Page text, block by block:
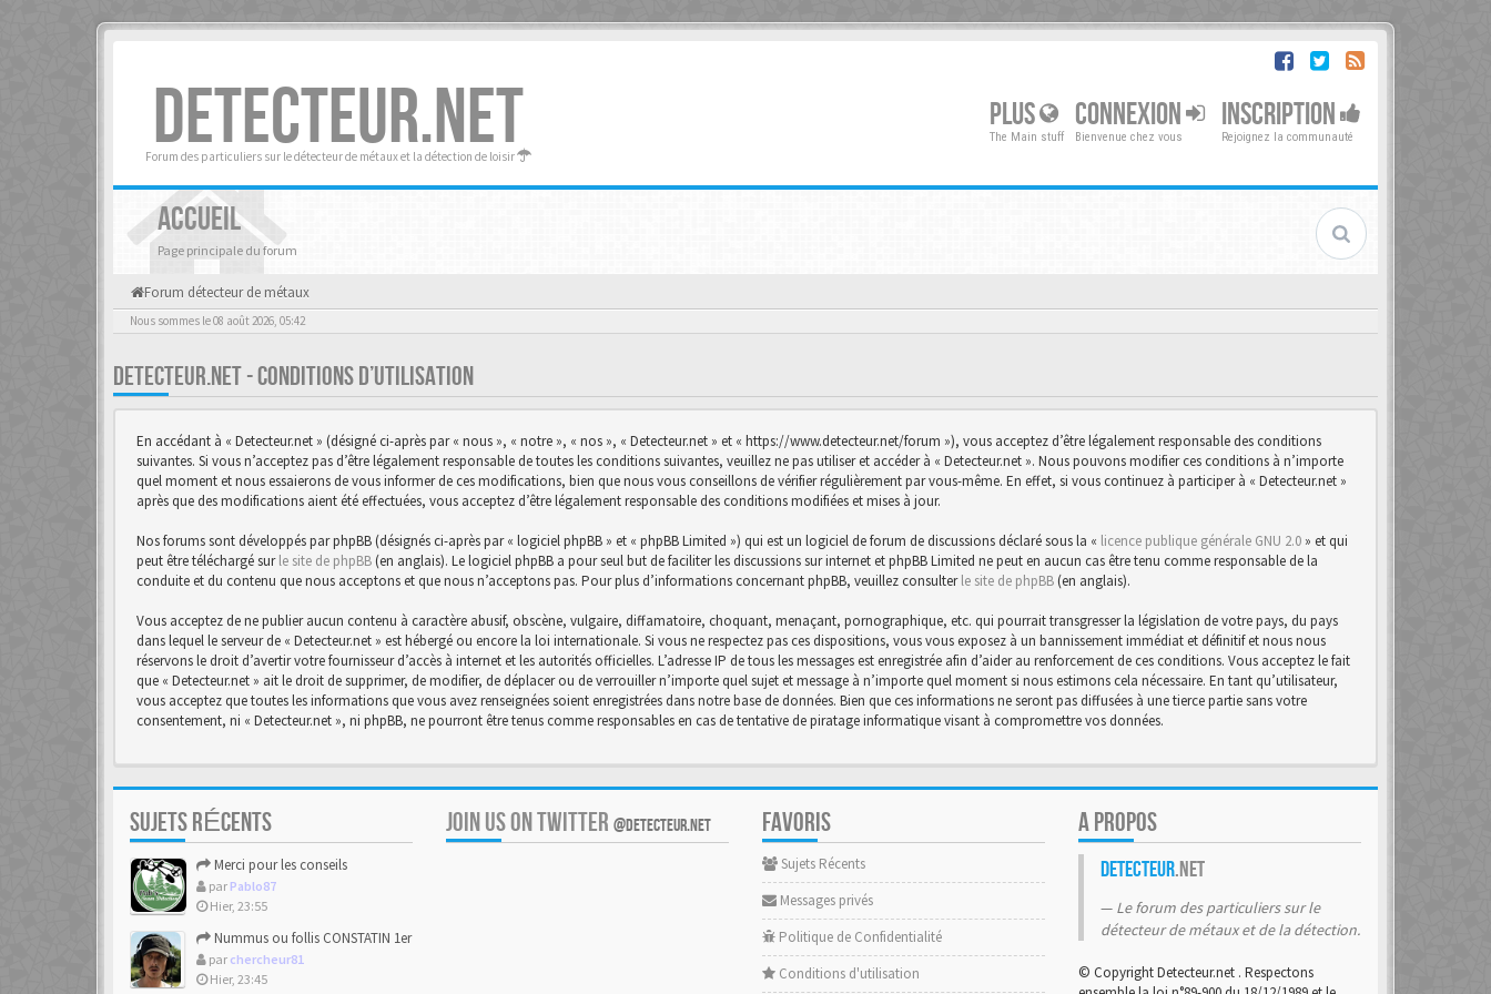
DETECTEUR.NET
Forum des particuliers sur le détecteur de métaux et la détection de loisir
PLUS
The Main stuff
CONNEXION
Bienvenue chez vous
INSCRIPTION
Rejoignez la communauté
ACCUEIL
Page principale du forum
Forum détecteur de métaux
Nous sommes le 08 août 2026, 05:42
DETECTEUR.NET - CONDITIONS D’UTILISATION
En accédant à « Detecteur.net » (désigné ci-après par « nous », « notre », « nos », « Detecteur.net » et « https://www.detecteur.net/forum »), vous acceptez d’être légalement responsable des conditions
suivantes. Si vous n’acceptez pas d’être légalement responsable de toutes les conditions suivantes, veuillez ne pas utiliser et accéder à « Detecteur.net ». Nous pouvons modifier ces conditions à n’importe
quel moment et nous essaierons de vous informer de ces modifications, bien que nous vous conseillons de vérifier régulièrement par vous-même. En effet, si vous continuez à participer à « Detecteur.net »
après que des modifications aient été effectuées, vous acceptez d’être légalement responsable des conditions modifiées et mises à jour.
Nos forums sont développés par phpBB (désignés ci-après par « logiciel phpBB » et « phpBB Limited ») qui est un logiciel de forum de discussions déclaré sous la « licence publique générale GNU 2.0 » et qui
peut être téléchargé surle site de phpBB (en anglais). Le logiciel phpBB a pour seul but de faciliter les discussions sur internet et phpBB Limited ne peut en aucun cas être tenu comme responsable de la
conduite et du contenu que nous acceptons et que nous n’acceptons pas. Pour plus d’informations concernant phpBB, veuillez consulterle site de phpBB (en anglais).
Vous acceptez de ne publier aucun contenu à caractère abusif, obscène, vulgaire, diffamatoire, choquant, menaçant, pornographique, etc. qui pourrait transgresser la législation de votre pays, du pays
dans lequel le serveur de « Detecteur.net » est hébergé ou encore la loi internationale. Si vous ne respectez pas ces dispositions, vous vous exposez à un bannissement immédiat et définitif et nous nous
réservons le droit d’avertir votre fournisseur d’accès à internet et les autorités officielles. L’adresse IP de tous les messages est enregistrée afin d’aider au renforcement de ces conditions. Vous acceptez le fait
que « Detecteur.net » ait le droit de supprimer, de modifier, de déplacer ou de verrouiller n’importe quel sujet et message à n’importe quel moment si nous estimons cela nécessaire. En tant qu’utilisateur,
vous acceptez que toutes les informations que vous avez renseignées soient enregistrées dans notre base de données. Bien que ces informations ne seront pas diffusées à une tierce partie sans votre
consentement, ni « Detecteur.net », ni phpBB, ne pourront être tenus comme responsables en cas de tentative de piratage informatique visant à compromettre vos données.
SUJETS RÉCENTS
Merci pour les conseils
par Pablo87
Hier, 23:55
Nummus ou follis CONSTATIN 1er
par chercheur81
Hier, 23:45
JOIN US ON TWITTER @DETECTEUR.NET FAVORIS
Sujets Récents
Messages privés
Politique de Confidentialité
Conditions d'utilisation
A PROPOS
Detecteur.net
Le forum des particuliers sur le
détecteur de métaux et de la détection.
© Copyright Detecteur.net . Respectons